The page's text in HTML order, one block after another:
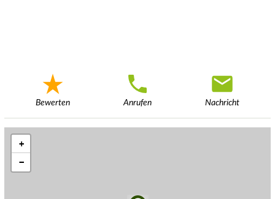
Bewerten Anrufen Nachricht
+
−